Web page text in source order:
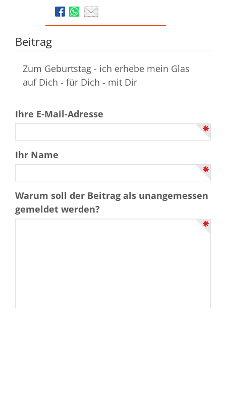
Beitrag
Zum Geburtstag - ich erhebe mein Glas
auf Dich - für Dich - mit Dir
Ihre E-Mail-Adresse
Ihr Name
Warum soll der Beitrag als unangemessen
gemeldet werden?